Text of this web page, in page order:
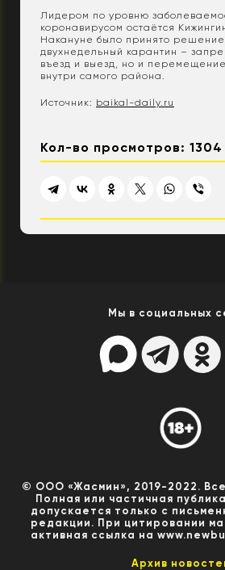
Лидером по уровню
коронавирусом остаётся
Накануне было принято решение
двухнедельный карантин –
въезд и выезд, но и
внутри самого района.
Источник: baikal-daily.ru
Кол-во просмотров: 1304
Мы в социальных
© ООО «Жасмин», 2019-2022.
Полная или частичная
допускается только с
редакции. При цитировании
активная ссылка на
Архив